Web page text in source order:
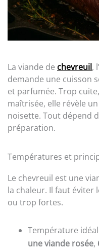
La viande de chevreuil,
demande une cuisson
et parfumée. Trop
maîtrisée, elle révèle
noisette. Tout dépend
préparation.
Températures et
Le chevreuil est une
la chaleur. Il faut éviter
ou trop fortes.
Température
une viande rosée,